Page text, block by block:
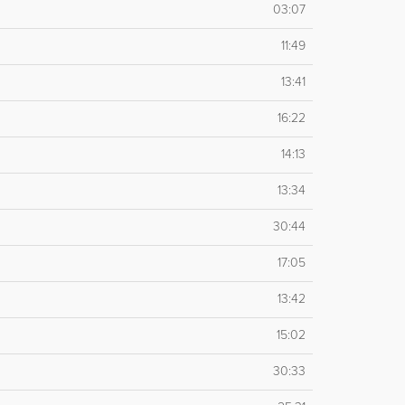
03:07
11:49
13:41
16:22
14:13
13:34
30:44
17:05
13:42
15:02
30:33